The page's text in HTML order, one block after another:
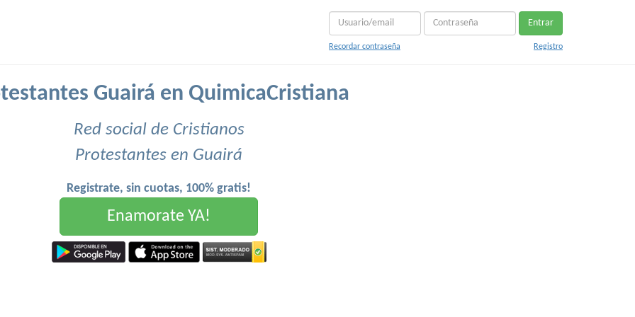
Entrar
Recordar contraseña Registro
Guairá en QuimicaCristiana
Red social de Cristianos
Protestantes en Guairá
Registrate, sin cuotas, 100% gratis!
Enamorate YA!